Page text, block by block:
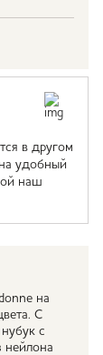
в другом
удобный
наш
на
С
с
нейлона